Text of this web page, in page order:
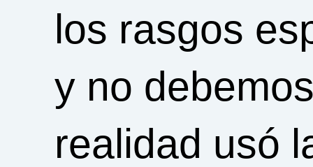
los rasgos
y no
realidad usó